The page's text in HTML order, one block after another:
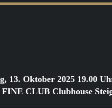
13. Oktober 2025 19.00
CLUB Clubhouse